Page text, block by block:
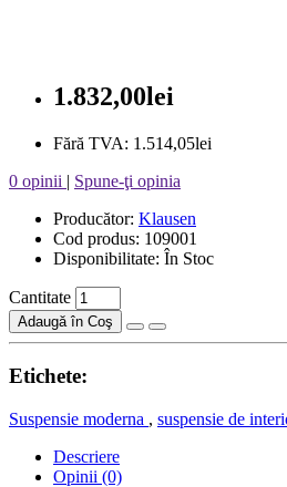
1.832,00lei
Fără TVA: 1.514,05lei
0 opinii | Spune-ţi opinia
Producător: Klausen
Cod produs: 109001
Disponibilitate: În Stoc
Cantitate
Adaugă în Coş
Etichete:
Suspensie moderna , suspensie de
Descriere
Opinii (0)